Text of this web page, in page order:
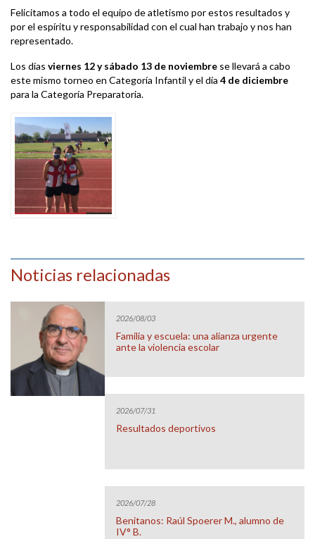
Felicitamos a todo el equipo de atletismo por estos resultados y
por el espíritu y responsabilidad con el cual han trabajo y nos han
representado.
Los días viernes 12 y sábado 13 de noviembre se llevará a cabo
este mismo torneo en Categoría Infantil y el día 4 de diciembre
para la Categoría Preparatoria.
Noticias relacionadas
2026/08/03
Familia y escuela: una alianza urgente
ante la violencia escolar
2026/07/31
Resultados deportivos
2026/07/28
Benitanos: Raúl Spoerer M., alumno de
IV° B.